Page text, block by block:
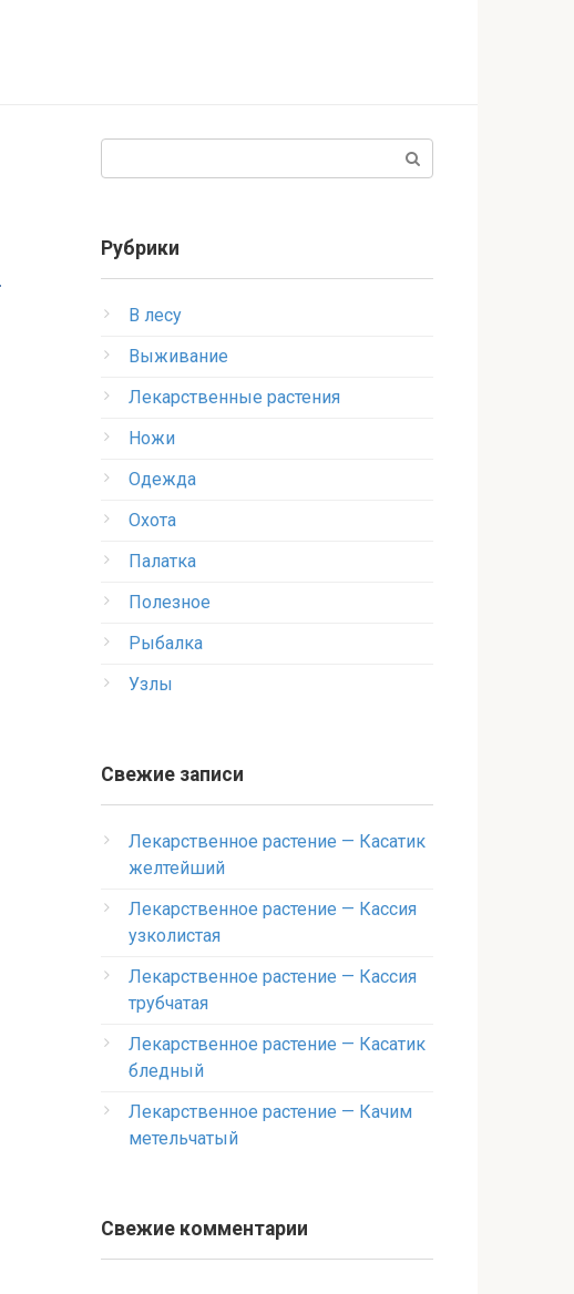
Рубрики
В лесу
Выживание
Лекарственные растения
Ножи
Одежда
Охота
Палатка
Полезное
Рыбалка
Узлы
Свежие записи
Лекарственное растение — Касатик
желтейший
Лекарственное растение — Кассия
узколистая
Лекарственное растение — Кассия
трубчатая
Лекарственное растение — Касатик
бледный
Лекарственное растение — Качим
метельчатый
Свежие комментарии